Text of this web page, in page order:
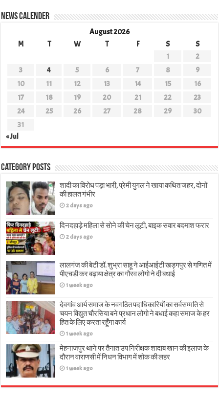
News Calender
August 2026
M
T W T F S
S
1
2
3
4 5 6 7 8
9
10
11 12 13 14 15
16
17
18 19 20 21 22
23
24
25 26 27 28 29
30
31
« Jul
Category Posts
शादी का विरोध पड़ा भारी, प्रेमी युगल ने खाया कथित जहर, दोनों
की हालत गंभीर
2 days ago
दिनदहाड़े महिला से सोने की चेन लूटी, बाइक सवार बदमाश फरार
2 days ago
लालगंज की बेटी डॉ. शुभ्रा साहू ने आईआईटी खड़गपुर से गणित में
पीएचडी कर बढ़ाया क्षेत्र का गौरव लोगो ने दी बधाई
1 week ago
देवगांव आर्य समाज के नवगठित पदाधिकारियों का सर्वसम्मति से
चयन विद्युत चौरसिया बने प्रधान लोगो ने बधाई कहा समाज के हर
हित के लिए करता रहूँगा कार्य
1 week ago
मेहनाजपुर थाने पर तैनात उप निरीक्षक शादाब खान की इलाज के
दौरान वाराणसी में निधन विभाग में शोक की लहर
1 week ago